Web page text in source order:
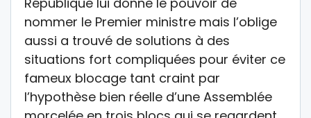
nommer le Premier ministre mais l’oblige
aussi a trouvé de solutions à des
situations fort compliquées pour éviter ce
fameux blocage tant craint par
l’hypothèse bien réelle d’une Assemblée